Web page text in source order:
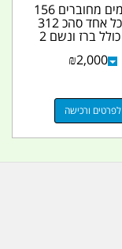
מיכלי מים מחוברים 156
ליטר כל אחד סהכ 312
ליטר כולל ברז ונשם 2
₪2,000
לפרטים ורכישה